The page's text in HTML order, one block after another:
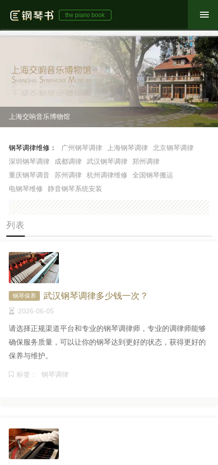
the piano book
上海交响音乐博物馆
钢琴调律维修： 广州钢琴调律 上海钢琴调律
北京钢琴调律
深圳钢琴调律
成都调律 武汉钢琴调律
郑州调律
重庆钢琴调音
苏州调律 杭州调律维修
全国钢琴搬运
电钢琴维修
静音钢琴系统安装
列表
钢琴保养 武汉钢琴调律多少钱一次？
2026-06-05
请选择正规渠道平台和专业的钢琴调律师，专业的调律师能够
确保服务质量，可以让你的钢琴达到更好的状态，获得更好的
保养与维护。
标签： 钢琴调律